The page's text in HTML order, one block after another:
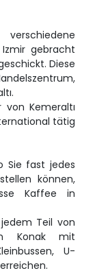
gebracht
Diese
Kemeraltı
tätig
Sie fast jedes
können,
Kaffee in
Teil von
Konak mit
U-